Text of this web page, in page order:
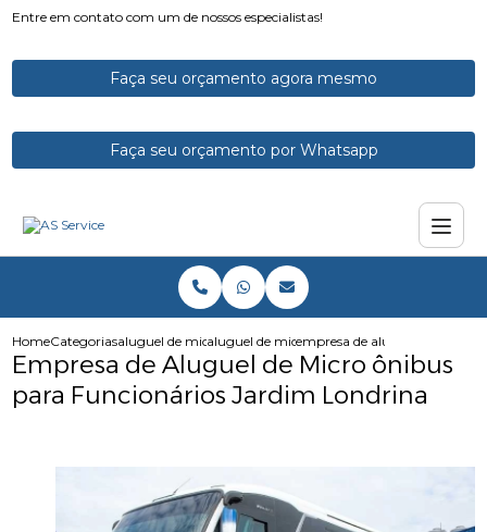
Entre em contato com um de nossos especialistas!
Faça seu orçamento agora mesmo
Faça seu orçamento por Whatsapp
HomeCategoriasaluguel de micro onibusaluguel de micro onibus para excursao
empresa de aluguel de micro
Empresa de Aluguel de Micro ônibus
para Funcionários Jardim Londrina